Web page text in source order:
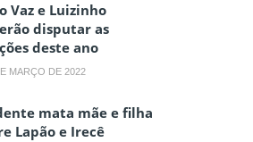
Vaz e Luizinho
disputar as
deste ano
MARÇO DE 2022
mata mãe e filha
Lapão e Irecê